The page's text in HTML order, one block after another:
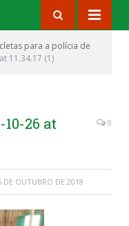
para a polícia de
11.34.17 (1)
26 at
0
DE OUTUBRO DE 2018